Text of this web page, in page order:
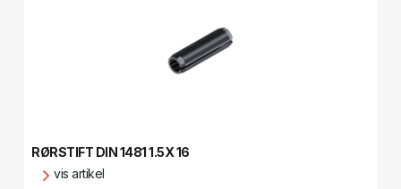
RØRSTIFT DIN 1481 1.5X 16
vis artikel